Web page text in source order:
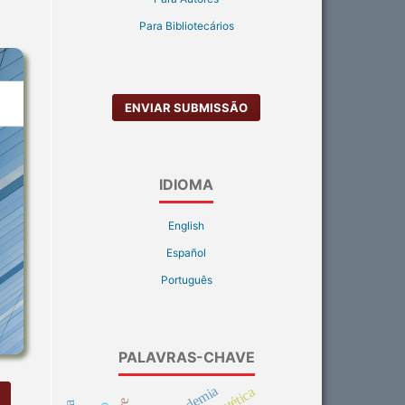
Para Bibliotecários
ENVIAR SUBMISSÃO
IDIOMA
English
Español
Português
PALAVRAS-CHAVE